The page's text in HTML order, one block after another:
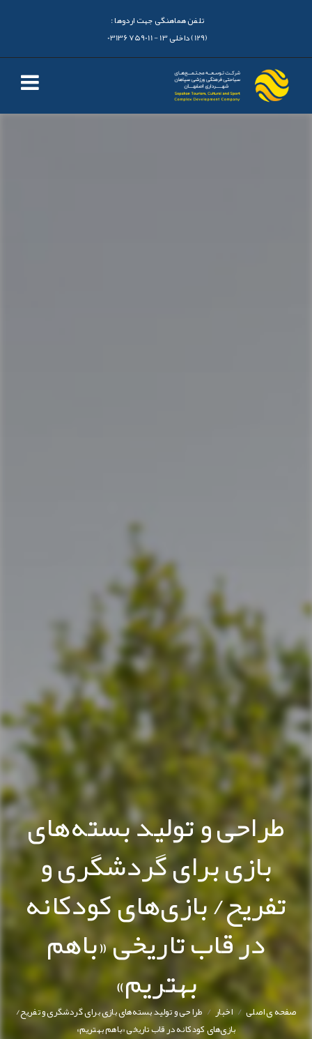
تلفن هماهنگی جهت اردوها :
طراحی و تولید بسته‌های
بازی برای گردشگری و
تفریح/ بازی‌های کودکانه
در قاب تاریخی «باهم
بهتریم»
صفحه ی اصلی/ اخبار/ طراحی و تولید بسته‌های بازی برای گردشگری و تفریح/
بازی‌های کودکانه در قاب تاریخی «باهم بهتریم»